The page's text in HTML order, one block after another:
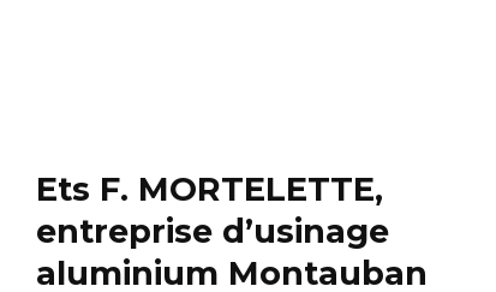
Ets F. MORTELETTE,
entreprise d’usinage
aluminium Montauban